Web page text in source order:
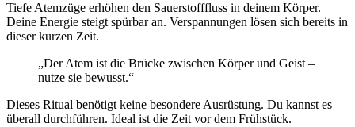
Tiefe Atemzüge erhöhen den Sauerstofffluss in deinem Körper.
Deine Energie steigt spürbar an. Verspannungen lösen sich bereits in
dieser kurzen Zeit.
„Der Atem ist die Brücke zwischen Körper und Geist –
nutze sie bewusst.“
Dieses Ritual benötigt keine besondere Ausrüstung. Du kannst es
überall durchführen. Ideal ist die Zeit vor dem Frühstück.